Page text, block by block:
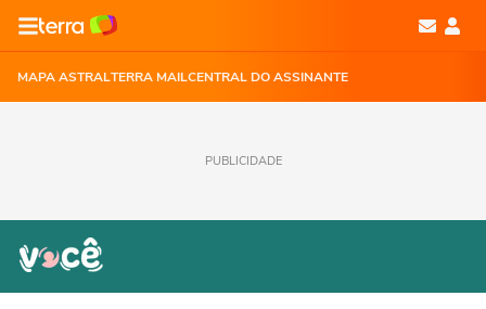
MAPA ASTRALTERRA MAILCENTRAL DO ASSINANTE
PUBLICIDADE